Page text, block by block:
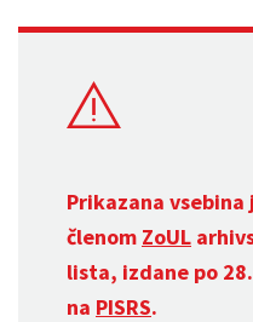
Prikazana vsebina
členom ZoUL
lista, izdane po
na PISRS.